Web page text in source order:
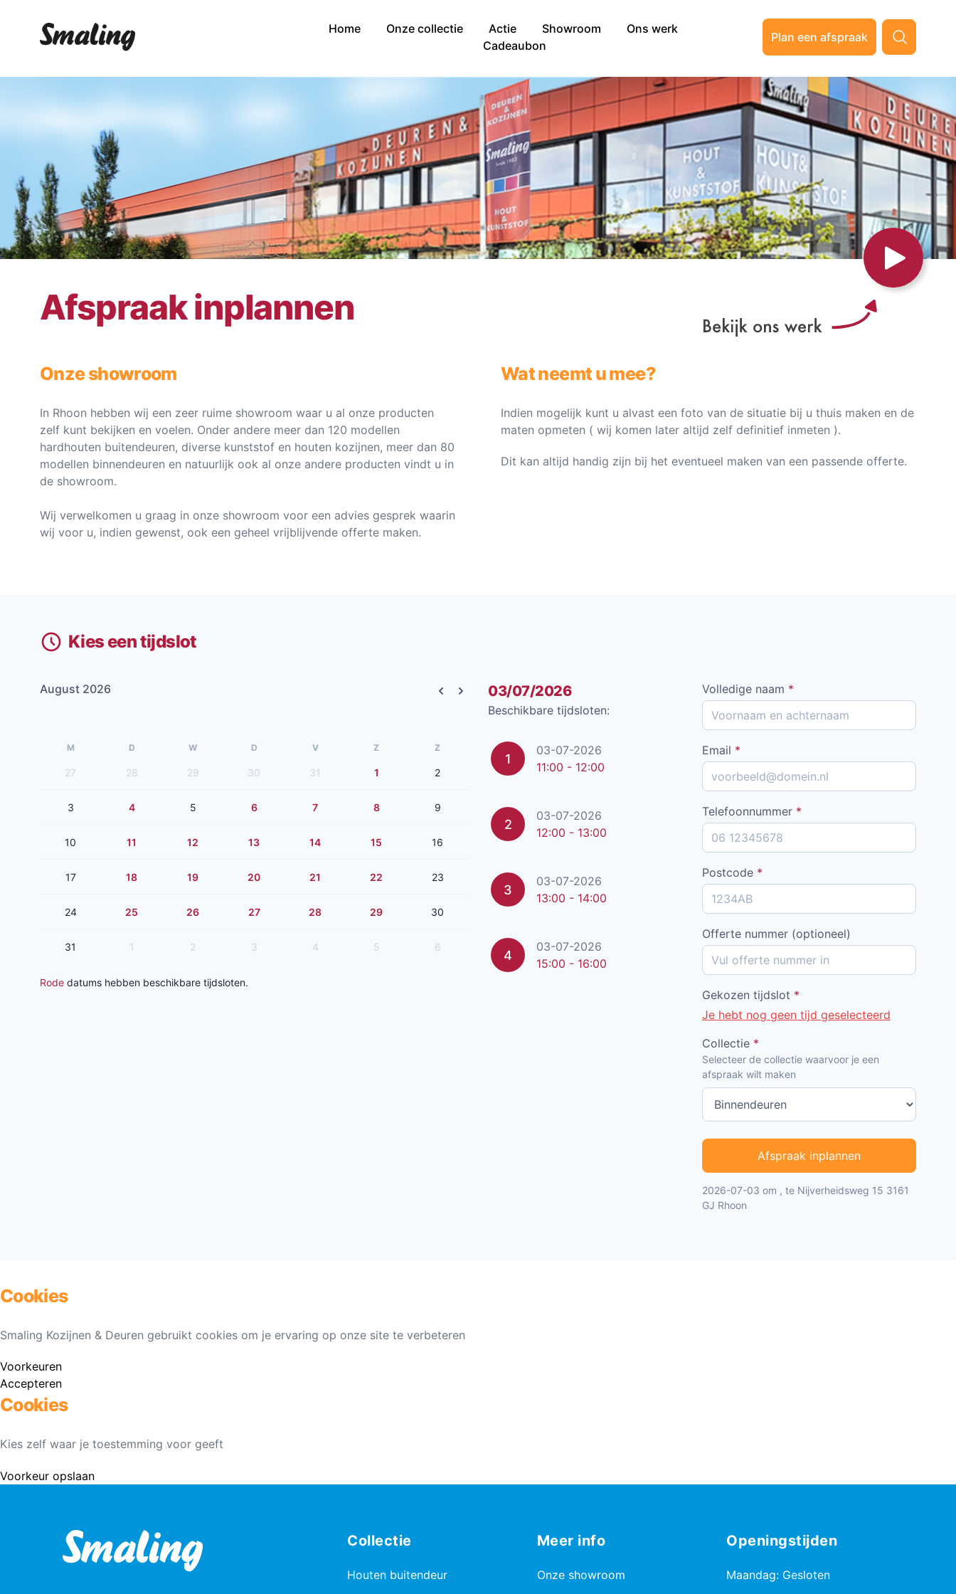
Home Onze collectie Actie Showroom
Ons werk
Cadeaubon
Plan een afspraak
Afspraak inplannen
Onze showroom
In Rhoon hebben wij een zeer ruime showroom waar u al onze producten
zelf kunt bekijken en voelen. Onder andere meer dan 120 modellen
hardhouten buitendeuren, diverse kunststof en houten kozijnen, meer dan 80
modellen binnendeuren en natuurlijk ook al onze andere producten vindt u in
de showroom.
Wij verwelkomen u graag in onze showroom voor een advies gesprek waarin
wij voor u, indien gewenst, ook een geheel vrijblijvende offerte maken.
Wat neemt u mee?
Indien mogelijk kunt u alvast een foto van de situatie bij u thuis maken en de
maten opmeten ( wij komen later altijd zelf definitief inmeten ).
Dit kan altijd handig zijn bij het eventueel maken van een passende offerte.
Kies een tijdslot
August 2026
Previous month
Next month
M D W D V Z Z
27 28 29 30 31 1 2
3 4 5 6 7 8 9
10 11 12 13 14 15 16
17 18 19 20 21 22 23
24 25 26 27 28 29 30
31 1 2 3 4 5 6
Rode datums hebben beschikbare tijdsloten.
03/07/2026
Beschikbare tijdsloten:
1
03-07-2026
11:00 - 12:00
2
03-07-2026
12:00 - 13:00
3
03-07-2026
13:00 - 14:00
4
03-07-2026
15:00 - 16:00
Volledige naam *
Email *
Telefoonnummer *
Postcode *
Offerte nummer (optioneel)
Gekozen tijdslot *
Je hebt nog geen tijd geselecteerd
Collectie *
Selecteer de collectie waarvoor je een
afspraak wilt maken
Afspraak inplannen
2026-07-03 om , te Nijverheidsweg 15 3161
GJ Rhoon
Cookies
Smaling Kozijnen & Deuren gebruikt cookies om je ervaring op onze site te verbeteren
Voorkeuren
Accepteren
Cookies
Kies zelf waar je toestemming voor geeft
Voorkeur opslaan
Collectie
Houten buitendeur
Meer info
Onze showroom
Openingstijden
Maandag: Gesloten